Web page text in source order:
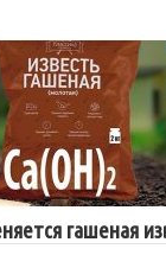
гашеная